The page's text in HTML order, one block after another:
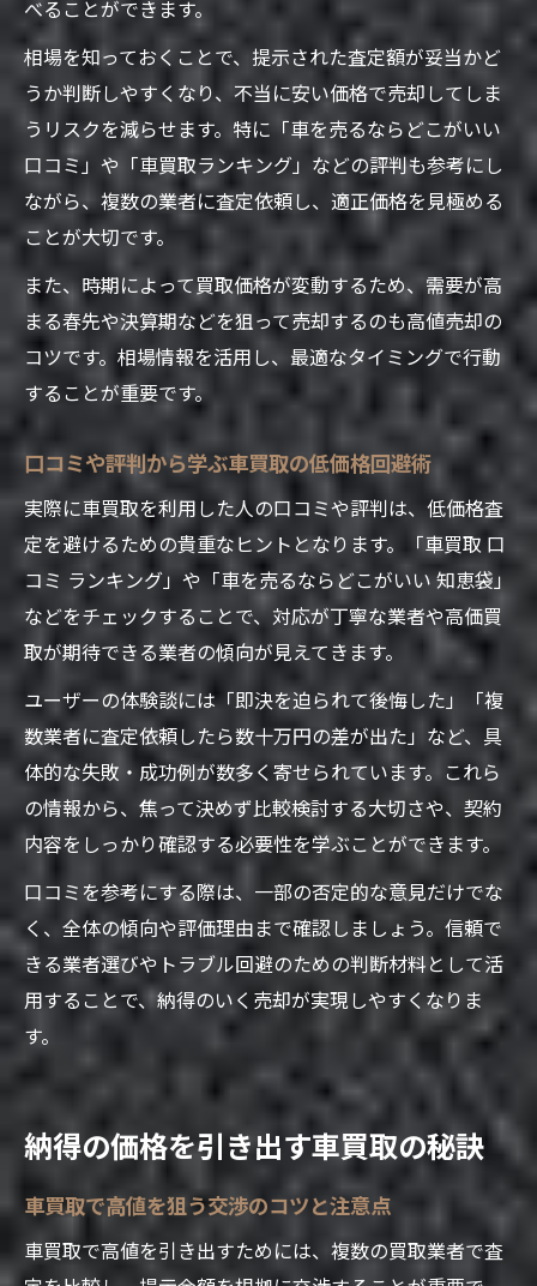
べることができます。
相場を知っておくことで、提示された査定額が妥当かど
うか判断しやすくなり、不当に安い価格で売却してしま
うリスクを減らせます。特に「車を売るならどこがいい
口コミ」や「車買取ランキング」などの評判も参考にし
ながら、複数の業者に査定依頼し、適正価格を見極める
ことが大切です。
また、時期によって買取価格が変動するため、需要が高
まる春先や決算期などを狙って売却するのも高値売却の
コツです。相場情報を活用し、最適なタイミングで行動
することが重要です。
口コミや評判から学ぶ車買取の低価格回避術
実際に車買取を利用した人の口コミや評判は、低価格査
定を避けるための貴重なヒントとなります。「車買取 口
コミ ランキング」や「車を売るならどこがいい 知恵袋」
などをチェックすることで、対応が丁寧な業者や高価買
取が期待できる業者の傾向が見えてきます。
ユーザーの体験談には「即決を迫られて後悔した」「複
数業者に査定依頼したら数十万円の差が出た」など、具
体的な失敗・成功例が数多く寄せられています。これら
の情報から、焦って決めず比較検討する大切さや、契約
内容をしっかり確認する必要性を学ぶことができます。
口コミを参考にする際は、一部の否定的な意見だけでな
く、全体の傾向や評価理由まで確認しましょう。信頼で
きる業者選びやトラブル回避のための判断材料として活
用することで、納得のいく売却が実現しやすくなりま
す。
納得の価格を引き出す車買取の秘訣
車買取で高値を狙う交渉のコツと注意点
車買取で高値を引き出すためには、複数の買取業者で査